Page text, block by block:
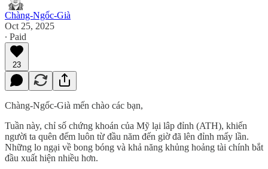
Chàng-Ngốc-Già
Oct 25, 2025
∙ Paid
23
Chàng-Ngốc-Già mến chào các bạn,
Tuần này, chỉ số chứng khoán của Mỹ lại lâp đỉnh (ATH), khiến
người ta quên đếm luôn từ đầu năm đến giờ đã lên đỉnh mấy lần.
Những lo ngại về bong bóng và khả năng khủng hoảng tài chính bắt
đầu xuất hiện nhiều hơn.